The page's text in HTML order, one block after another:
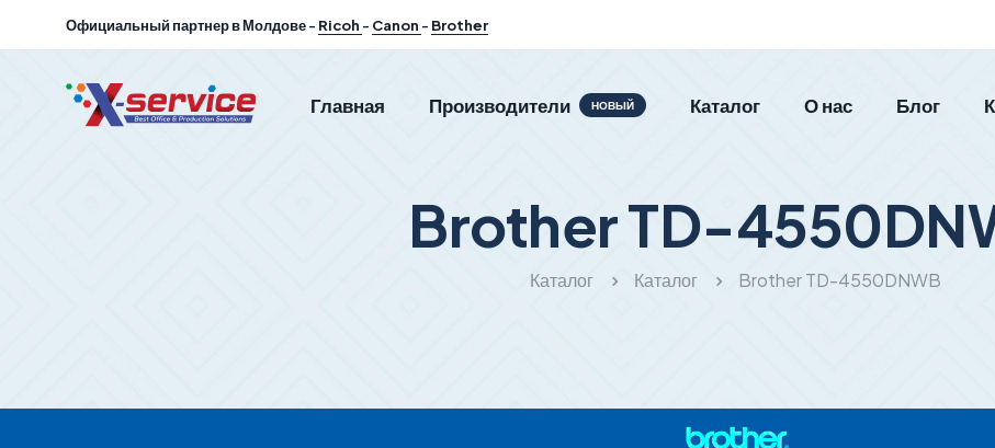
Официальный партнер в Молдове - Ricoh - Canon - Brother
Главная Производители НОВЫЙ Каталог О нас Блог
Brother TD-
Каталог Каталог Brother TD-4550DNWB